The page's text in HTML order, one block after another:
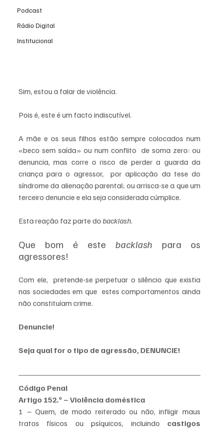
Podcast
Rádio Digital
Institucional
Sim, estou a falar de violência.
Pois é, este é um facto indiscutível.
A mãe e os seus filhos estão sempre colocados num
«beco sem saída» ou num conflito  de soma zero: ou
denuncia, mas corre o risco de perder a guarda da
criança para o agressor,  por aplicação da tese do
síndrome da alienação parental; ou arrisca-se a que um
terceiro denuncie e ela seja considerada cúmplice.
Esta reação faz parte do backlash.
Que bom é este backlash para os
agressores!
Com ele,  pretende-se perpetuar o silêncio que existia
nas sociedades em que  estes comportamentos ainda
não constituíam crime.
Denuncie!
Seja qual for o tipo de agressão, DENUNCIE!
Código Penal
Artigo 152.º – Violência doméstica
1 – Quem, de modo reiterado ou não, infligir maus
tratos físicos ou psíquicos, incluindo castigos